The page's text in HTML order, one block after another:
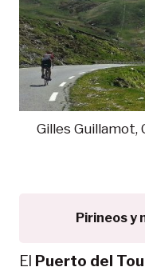
Gilles Guillamot,
Pirineos y
El Puerto del